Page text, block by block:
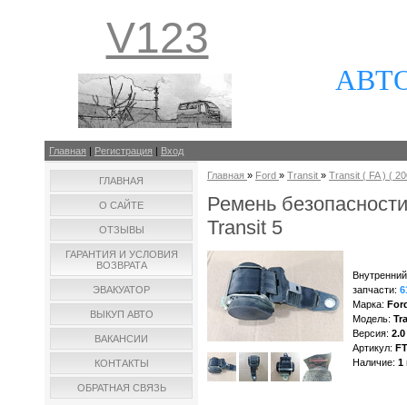
V123
Главная | Регистрация | Вход
ГЛАВНАЯ
О САЙТЕ
ОТЗЫВЫ
ГАРАНТИЯ И УСЛОВИЯ
ВОЗВРАТА
ЭВАКУАТОР
ВЫКУП АВТО
ВАКАНСИИ
КОНТАКТЫ
ОБРАТНАЯ СВЯЗЬ
Главная » Ford » Transit » Transit ( FA ) (
Ремень
Transit 5
запчасти:
Марка:
Модель:
Версия:
Артикул:
Наличие: 1